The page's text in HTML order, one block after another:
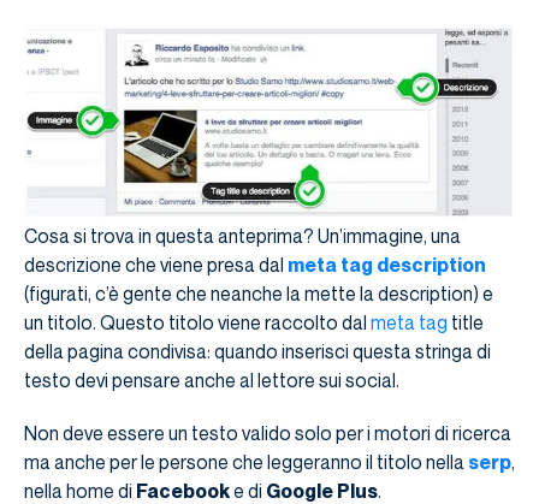
Cosa si trova in questa anteprima? Un’immagine, una
descrizione che viene presa dal meta tag description
(figurati, c’è gente che neanche la mette la description) e
un titolo. Questo titolo viene raccolto dal meta tag title
della pagina condivisa: quando inserisci questa stringa di
testo devi pensare anche al lettore sui social.
Non deve essere un testo valido solo per i motori di ricerca
ma anche per le persone che leggeranno il titolo nella serp,
nella home di Facebooke di Google Plus.